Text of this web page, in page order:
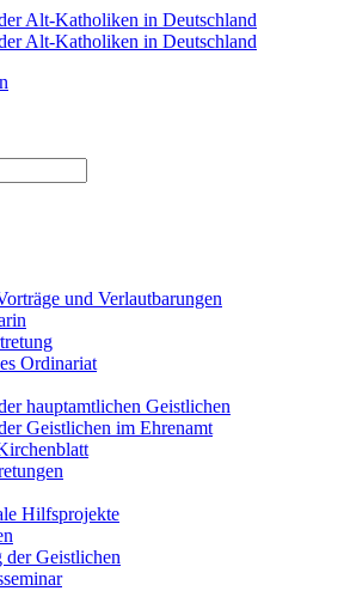
und Verlautbarungen
Ordinariat
hauptamtlichen Geistlichen
Geistlichen im Ehrenamt
Hilfsprojekte
Geistlichen